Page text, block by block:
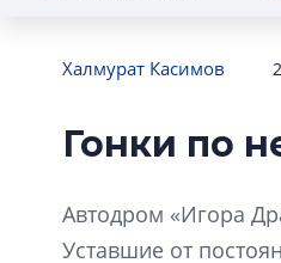
Халмурат Касимов
Гонки по
Автодром «Игора
Уставшие от